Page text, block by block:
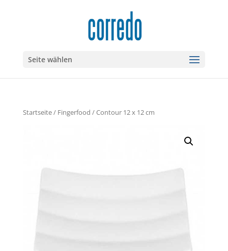
Seite wählen
Startseite/ Fingerfood / Contour 12 x 12 cm